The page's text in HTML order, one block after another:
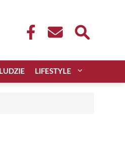
LUDZIE LIFESTYLE